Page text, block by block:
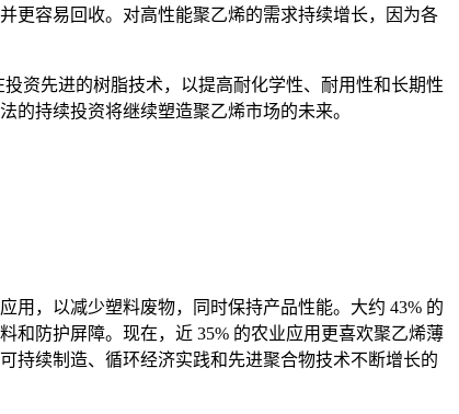
更容易回收。对高性能聚乙烯的需求持续增长，因为各
资先进的树脂技术，以提高耐化学性、耐用性和长期性
的持续投资将继续塑造聚乙烯市场的未来。
用，以减少塑料废物，同时保持产品性能。大约 43% 的
和防护屏障。现在，近 35% 的农业应用更喜欢聚乙烯薄
持续制造、循环经济实践和先进聚合物技术不断增长的